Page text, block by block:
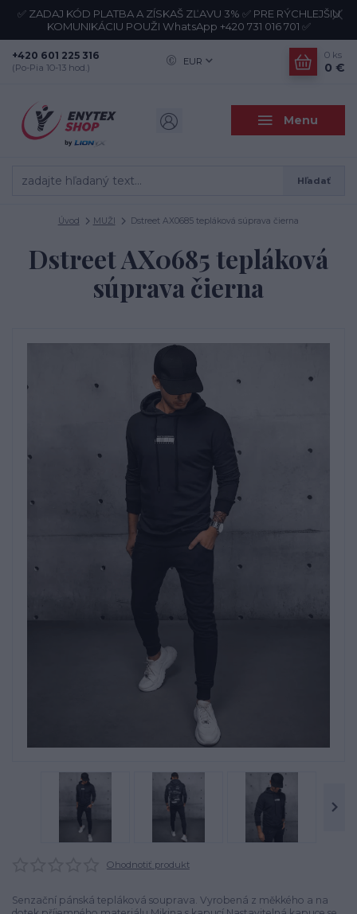
✅ ZADAJ KÓD PLATBA A ZÍSKAŠ ZĽAVU 3% ✅ PRE RÝCHLEJŠIU
KOMUNIKÁCIU POUŽI WhatsApp +420 731 016 701 ✅
Menu
EUR
Hľadať
+420 601 225 316
(Po-Pia 10-13 hod.)
0 ks
0 €
Úvod MUŽI Dstreet AX0685 tepláková súprava čierna
Dstreet AX0685 tepláková
súprava čierna
Ohodnotiť produkt
Senzační pánská tepláková souprava. Vyrobená z měkkého a na